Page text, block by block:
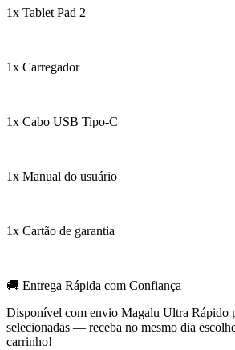
1x Tablet Pad 2
1x Carregador
1x Cabo USB Tipo-C
1x Manual do usuário
1x Cartão de garantia
🚚 Entrega Rápida com Confiança
Disponível com envio Magalu Ultra Rápido
selecionadas — receba no mesmo dia
carrinho!